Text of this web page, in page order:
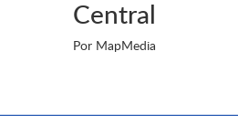
Central
Por MapMedia